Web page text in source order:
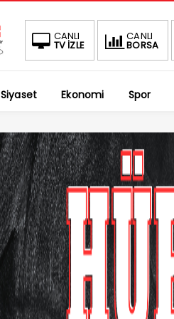
CANLI
TV İZLE
CANLI
BORSA
Siyaset Ekonomi Spor